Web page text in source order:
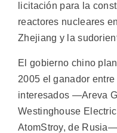
licitación para la
reactores nucleares
Zhejiang y la
El gobierno chino
2005 el ganador
interesados —Areva
Westinghouse
AtomStroy, de